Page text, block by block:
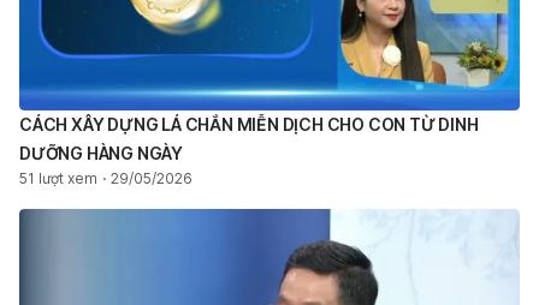
CÁCH XÂY DỰNG LÁ CHẮN MIỄN DỊCH CHO CON TỪ DINH
DƯỠNG HÀNG NGÀY
51 lượt xem 29/05/2026